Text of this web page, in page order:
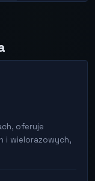
oferuje
i wielorazowych,